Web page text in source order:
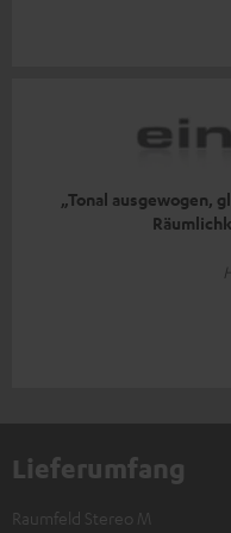
„Tonal ausgewogen,
Lieferumfang
Raumfeld Stereo M